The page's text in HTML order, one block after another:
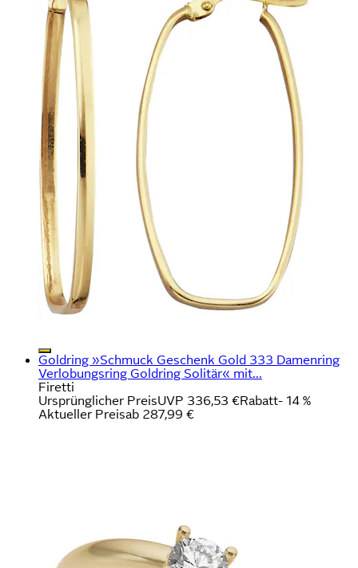
Goldring »Schmuck Geschenk Gold 333 Damenring
Verlobungsring Goldring Solitär« mit...
Firetti
Ursprünglicher PreisUVP 336,53 €Rabatt- 14 %
Aktueller Preisab 287,99 €